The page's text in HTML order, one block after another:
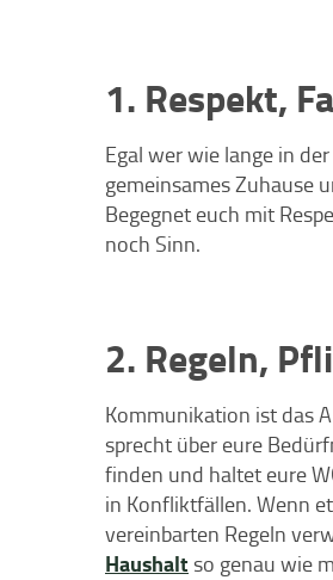
1. Respekt,
Egal wer wie lange in
gemeinsames Zuhause
Begegnet euch mit
noch Sinn.
2. Regeln,
Kommunikation ist das
sprecht über eure
finden und haltet eure
in Konfliktfällen. Wenn
vereinbarten Regeln
Haushalt so genau wie